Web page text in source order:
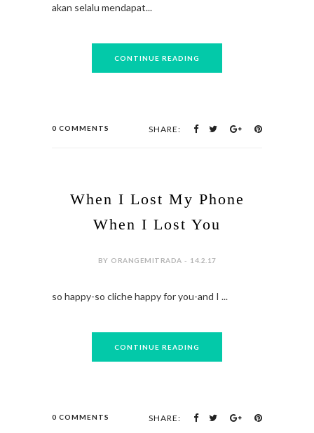
akan selalu mendapat...
CONTINUE READING
0 COMMENTS SHARE:
When I Lost My Phone
When I Lost You
BY ORANGEMITRADA - 14.2.17
so happy-so cliche happy for you-and I ...
CONTINUE READING
0 COMMENTS SHARE: